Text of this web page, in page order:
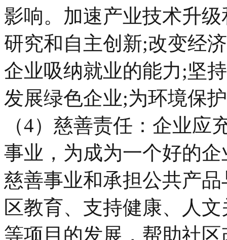
影响。加速产业技术升
研究和自主创新;改变经
企业吸纳就业的能力;坚
发展绿色企业;为环境保
（4）慈善责任：企业
事业，为成为一个好的
慈善事业和承担公共产
区教育、支持健康、人
等项目的发展，帮助社